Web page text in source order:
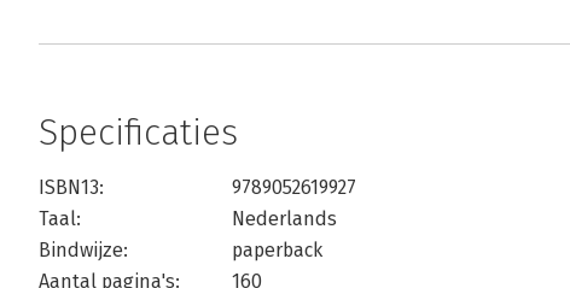
Specificaties
ISBN13:
9789052619927
Taal:
Nederlands
Bindwijze:
paperback
Aantal pagina's:
160